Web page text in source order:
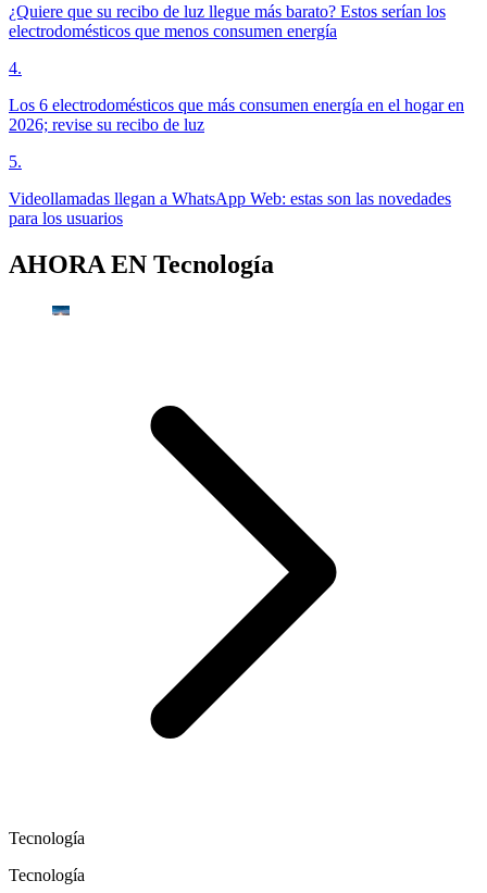
¿Quiere que su recibo de luz llegue más barato? Estos serían los
electrodomésticos que menos consumen energía
4.
Los 6 electrodomésticos que más consumen energía en el hogar en
2026; revise su recibo de luz
5.
Videollamadas llegan a WhatsApp Web: estas son las novedades
para los usuarios
AHORA EN Tecnología
Tecnología
Tecnología